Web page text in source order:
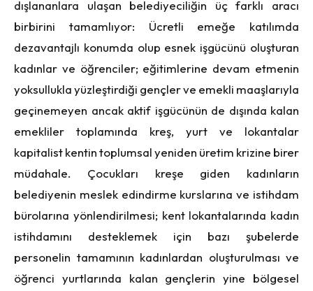
dışlananlara ulaşan belediyeciliğin üç farklı aracı
birbirini tamamlıyor: Ücretli emeğe katılımda
dezavantajlı konumda olup esnek işgücünü oluşturan
kadınlar ve öğrenciler; eğitimlerine devam etmenin
yoksullukla yüzleştirdiği gençler ve emekli maaşlarıyla
geçinemeyen ancak aktif işgücünün de dışında kalan
emekliler toplamında kreş, yurt ve lokantalar
kapitalist kentin toplumsal yeniden üretim krizine birer
müdahale. Çocukları kreşe giden kadınların
belediyenin meslek edindirme kurslarına ve istihdam
bürolarına yönlendirilmesi; kent lokantalarında kadın
istihdamını desteklemek için bazı şubelerde
personelin tamamının kadınlardan oluşturulması ve
öğrenci yurtlarında kalan gençlerin yine bölgesel